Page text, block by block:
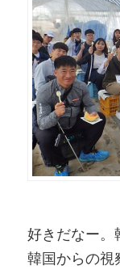
好きだなー。
韓国からの視